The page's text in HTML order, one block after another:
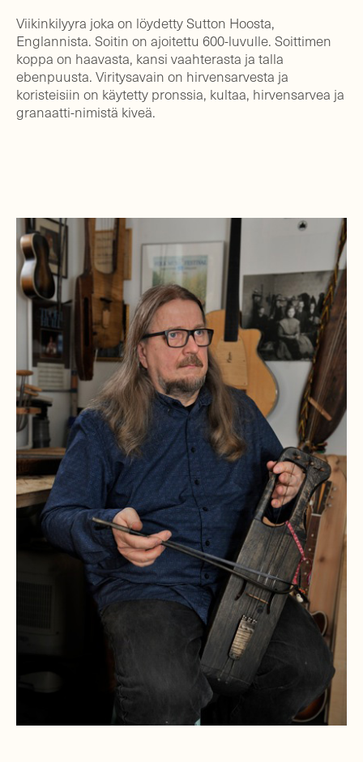
Viikinkilyyra joka on löydetty Sutton Hoosta,
Englannista. Soitin on ajoitettu 600-luvulle. Soittimen
koppa on haavasta, kansi vaahterasta ja talla
ebenpuusta. Viritysavain on hirvensarvesta ja
koristeisiin on käytetty pronssia, kultaa, hirvensarvea ja
granaatti-nimistä kiveä.